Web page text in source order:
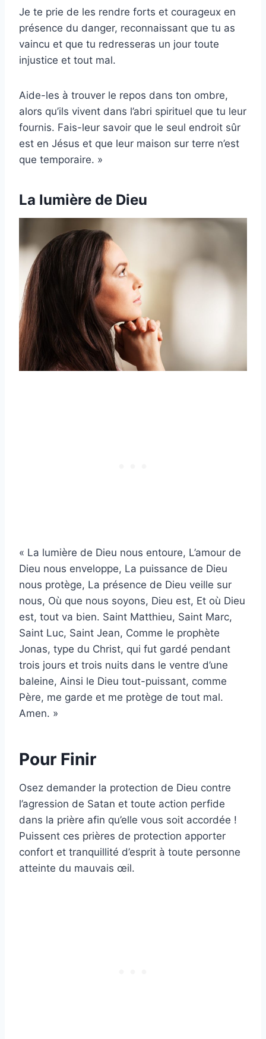
Je te prie de les rendre forts et courageux en
présence du danger, reconnaissant que tu as
vaincu et que tu redresseras un jour toute
injustice et tout mal.
Aide-les à trouver le repos dans ton ombre,
alors qu’ils vivent dans l’abri spirituel que tu leur
fournis. Fais-leur savoir que le seul endroit sûr
est en Jésus et que leur maison sur terre n’est
que temporaire. »
La lumière de Dieu
« La lumière de Dieu nous entoure, L’amour de
Dieu nous enveloppe, La puissance de Dieu
nous protège, La présence de Dieu veille sur
nous, Où que nous soyons, Dieu est, Et où Dieu
est, tout va bien. Saint Matthieu, Saint Marc,
Saint Luc, Saint Jean, Comme le prophète
Jonas, type du Christ, qui fut gardé pendant
trois jours et trois nuits dans le ventre d’une
baleine, Ainsi le Dieu tout-puissant, comme
Père, me garde et me protège de tout mal.
Amen. »
Pour Finir
Osez demander la protection de Dieu contre
l’agression de Satan et toute action perfide
dans la prière afin qu’elle vous soit accordée !
Puissent ces prières de protection apporter
confort et tranquillité d’esprit à toute personne
atteinte du mauvais œil.